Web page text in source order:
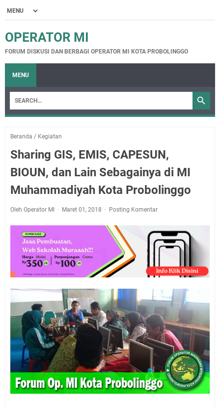
OPERATOR MI
FORUM DISKUSI DAN BERBAGI OPERATOR MI KOTA PROBOLINGGO
MENU
Beranda / Kegiatan
Sharing GIS, EMIS, CAPESUN,
BIOUN, dan Lain Sebagainya di MI
Muhammadiyah Kota Probolinggo
Oleh Operator MI Maret 01, 2018 Posting Komentar